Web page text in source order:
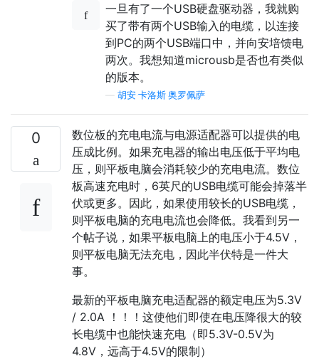
一旦有了一个USB硬盘驱动器，我就购
买了带有两个USB输入的电缆，以连接
到PC的两个USB端口中，并向安培馈电
两次。我想知道microusb是否也有类似
的版本。
胡安·卡洛斯·奥罗佩萨
0
数位板的充电电流与电源适配器可以提供的电
压成比例。如果充电器的输出电压低于平均电
压，则平板电脑会消耗较少的充电电流。数位
板高速充电时，6英尺的USB电缆可能会掉落半
伏或更多。因此，如果使用较长的USB电缆，
则平板电脑的充电电流也会降低。我看到另一
个帖子说，如果平板电脑上的电压小于4.5V，
则平板电脑无法充电，因此半伏特是一件大
事。
最新的平板电脑充电适配器的额定电压为5.3V
/ 2.0A ！！！这使他们即使在电压降很大的较
长电缆中也能快速充电（即5.3V-0.5V为
4.8V，远高于4.5V的限制）